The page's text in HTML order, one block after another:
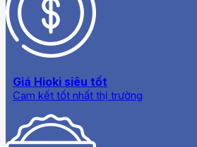
Giá Hioki siêu tốt
Cam kết tốt nhất thị trường